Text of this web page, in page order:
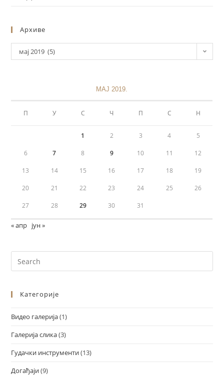
Архиве
мај 2019 (5)
МАЈ 2019.
П У С Ч П С Н
1 2 3 4 5
6 7 8 9 10 11 12
13 14 15 16 17 18 19
20 21 22 23 24 25 26
27 28 29 30 31
« апр јун »
Категорије
Видео галерија(1)
Галерија слика(3)
Гудачки инструменти(13)
Догађаји(9)